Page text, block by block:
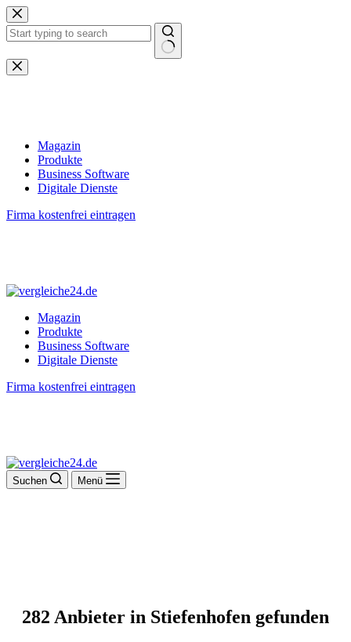
Zum
Inhalt
springen
Keine
Ergebnisse
Magazin
Produkte
Business Software
Digitale Dienste
Firma kostenfrei eintragen
Magazin
Produkte
Business Software
Digitale Dienste
Firma kostenfrei eintragen
Suchen Menü
282 Anbieter in Stiefenhofen gefunden